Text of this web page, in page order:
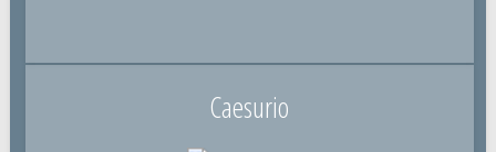
Caesurio